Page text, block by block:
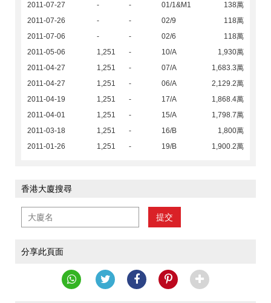
2011-07-27 - - 01/1&M1
138萬
2011-07-26
- - 02/9
118萬
2011-07-06
- - 02/6
118萬
2011-05-06
1,251 - 10/A
1,930萬
2011-04-27
1,251 - 07/A
1,683.3萬
2011-04-27
1,251 - 06/A
2,129.2萬
2011-04-19
1,251 - 17/A
1,868.4萬
2011-04-01
1,251 - 15/A
1,798.7萬
2011-03-18
1,251 - 16/B
1,800萬
2011-01-26
1,251 - 19/B 1,900.2萬
香港大廈搜尋
提交
分享此頁面